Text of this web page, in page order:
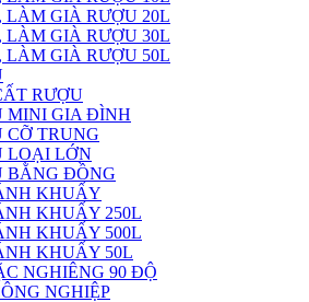
GIÀ RƯỢU 20L
GIÀ RƯỢU 30L
GIÀ RƯỢU 50L
RƯỢU
MINI GIA ĐÌNH
CỠ TRUNG
LOẠI LỚN
BẰNG ĐỒNG
KHUẤY
KHUẤY 250L
KHUẤY 500L
KHUẤY 50L
NGHIÊNG 90 ĐỘ
NGHIỆP